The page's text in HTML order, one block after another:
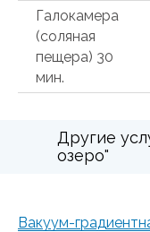
Галокамера
(соляная
пещера) 30
мин.
Другие
озеро"
Вакуум-